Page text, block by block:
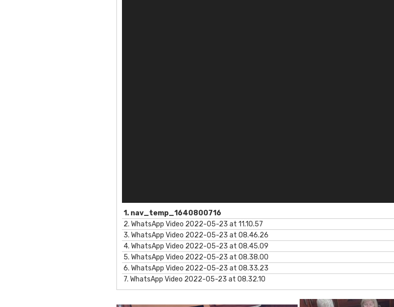
1. nav_temp_1640800716
2. WhatsApp Video 2022-05-23 at 11.10.57
3. WhatsApp Video 2022-05-23 at 08.46.26
4. WhatsApp Video 2022-05-23 at 08.45.09
5. WhatsApp Video 2022-05-23 at 08.38.00
6. WhatsApp Video 2022-05-23 at 08.33.23
7. WhatsApp Video 2022-05-23 at 08.32.10